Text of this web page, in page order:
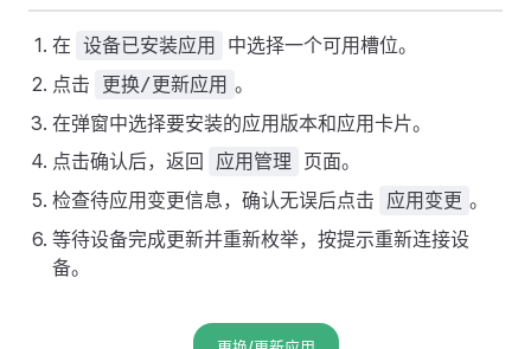
在 设备已安装应用
中选择一个可用槽位。
点击
更换/更新应用 。
在弹窗中选择要安装的应用版本和应用卡片。
点击确认后，返回
应用管理
页面。
检查待应用变更信息，确认无误后点击
应用变更 。
等待设备完成更新并重新枚举，按提示重新连接设
备。